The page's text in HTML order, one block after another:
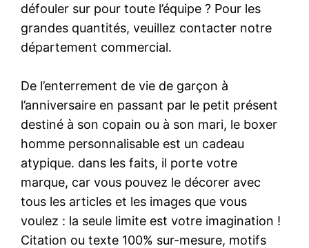
défouler sur pour toute l’équipe ? Pour les
grandes quantités, veuillez contacter notre
département commercial.
De l’enterrement de vie de garçon à
l’anniversaire en passant par le petit présent
destiné à son copain ou à son mari, le boxer
homme personnalisable est un cadeau
atypique. dans les faits, il porte votre
marque, car vous pouvez le décorer avec
tous les articles et les images que vous
voulez : la seule limite est votre imagination !
Citation ou texte 100% sur-mesure, motifs